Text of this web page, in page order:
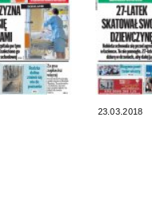
23.03.2018